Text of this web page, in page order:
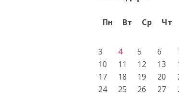
Пн Вт Ср Чт
3
4 5 6
10
11 12 13
17
18 19 20
24
25 26 27